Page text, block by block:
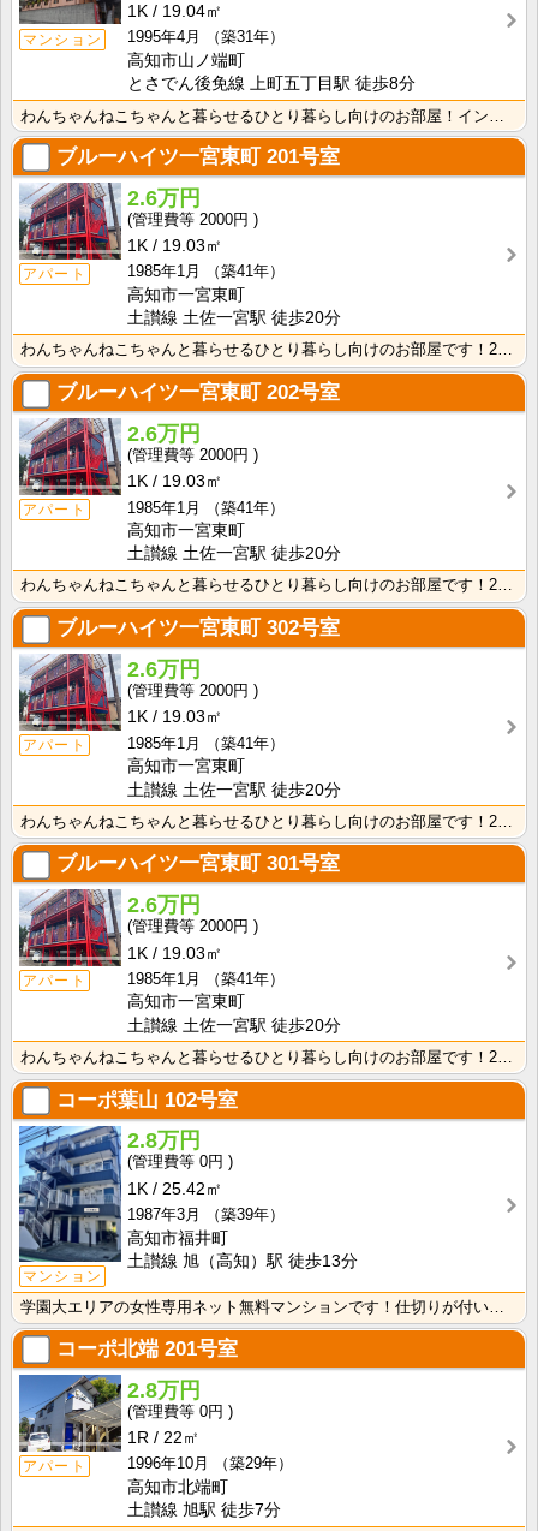
マンション
1K
19.04㎡
1995年4月
（築31年）
高知市山ノ端町
とさでん後免線 上町五丁目駅 徒歩8分
ブルーハイツ一宮東町201号室
アパート
2.6万円
2000円
1K
19.03㎡
1985年1月
（築41年）
高知市一宮東町
土讃線 土佐一宮駅 徒歩20分
わんちゃんねこちゃんと暮らせるひとり暮らし向けのお部屋です！2026年6月下旬、ネット無料（Wi-F･･･
ブルーハイツ一宮東町202号室
アパート
2.6万円
2000円
1K
19.03㎡
1985年1月
（築41年）
高知市一宮東町
土讃線 土佐一宮駅 徒歩20分
わんちゃんねこちゃんと暮らせるひとり暮らし向けのお部屋です！2026年6月下旬、ネット無料（Wi-F･･･
ブルーハイツ一宮東町 302号室
アパート
2.6万円
2000円
1K
19.03㎡
1985年1月
（築41年）
高知市一宮東町
土讃線 土佐一宮駅 徒歩20分
ブルーハイツ一宮東町 301号室
アパート
2.6万円
2000円
1K
19.03㎡
1985年1月
（築41年）
高知市一宮東町
土讃線 土佐一宮駅 徒歩20分
コーポ葉山 102号室
マンション
2.8万円
0円
1K
25.42㎡
1987年3月
（築39年）
高知市福井町
土讃線 旭（高知）駅 徒歩13分
コーポ北端 201号室
アパート
2.8万円
0円
1R
22㎡
1996年10月
（築29年）
高知市北端町
土讃線 旭駅 徒歩7分